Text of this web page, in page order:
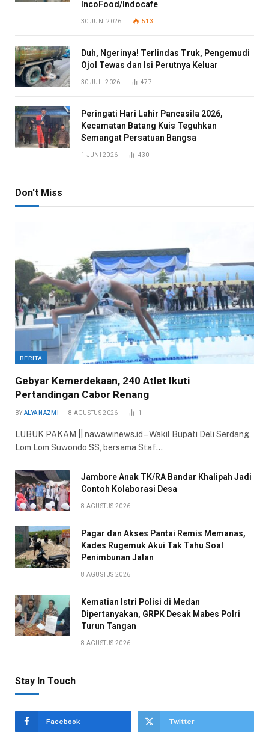
IncoFood/Indocafe
30 JUNI 2026 513
Duh, Ngerinya! Terlindas Truk, Pengemudi
Ojol Tewas dan Isi Perutnya Keluar
30 JULI 2026 477
Peringati Hari Lahir Pancasila 2026,
Kecamatan Batang Kuis Teguhkan
Semangat Persatuan Bangsa
1 JUNI 2026 430
Don't Miss
BERITA
Gebyar Kemerdekaan, 240 Atlet Ikuti
Pertandingan Cabor Renang
BY ALYA NAZMI 8 AGUSTUS 2026 1
LUBUK PAKAM || nawawinews.id – Wakil Bupati Deli Serdang,
Lom Lom Suwondo SS, bersama Staf…
Jambore Anak TK/RA Bandar Khalipah Jadi
Contoh Kolaborasi Desa
8 AGUSTUS 2026
Pagar dan Akses Pantai Remis Memanas,
Kades Rugemuk Akui Tak Tahu Soal
Penimbunan Jalan
8 AGUSTUS 2026
Kematian Istri Polisi di Medan
Dipertanyakan, GRPK Desak Mabes Polri
Turun Tangan
8 AGUSTUS 2026
Stay In Touch
Facebook Twitter